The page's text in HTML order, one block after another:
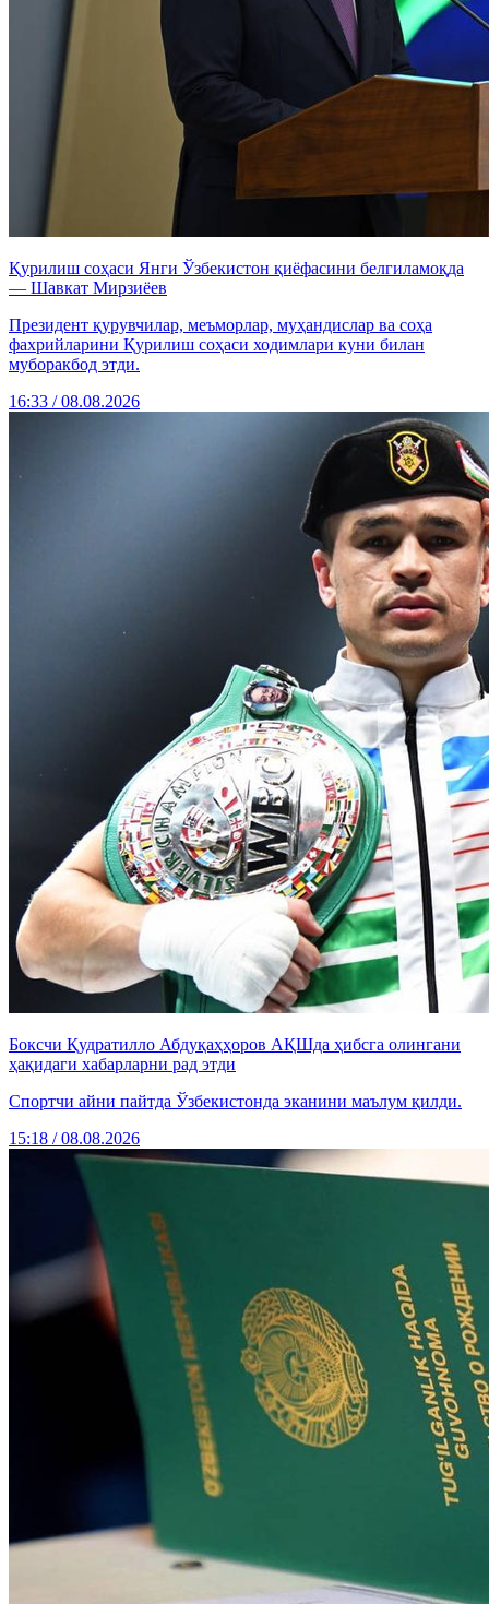
Қурилиш соҳаси Янги Ўзбекистон қиёфасини белгиламоқда
— Шавкат Мирзиёев
Президент қурувчилар, меъморлар, муҳандислар ва соҳа
фахрийларини Қурилиш соҳаси ходимлари куни билан
муборакбод этди.
16:33 / 08.08.2026
Боксчи Қудратилло Абдуқаҳҳоров АҚШда ҳибсга олингани
ҳақидаги хабарларни рад этди
Спортчи айни пайтда Ўзбекистонда эканини маълум қилди.
15:18 / 08.08.2026